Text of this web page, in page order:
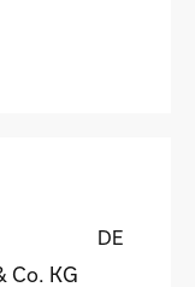
DE
Co. KG